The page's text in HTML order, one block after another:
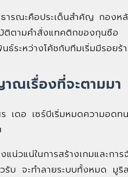
ารณะคือประเด็นสำคัญ กองห
ตามคำสั่งแทคติกของกุนซือ
ระหว่างโค้ชกับทีมเริ่มมีรอยร้
ณเรื่องที่จะตามมา
เดอ เซร์บีเริ่มหมดความอดท
แน่วแน่ในการสร้างเกมและก
รับ จะทำลายระบบทั้งหมด มู